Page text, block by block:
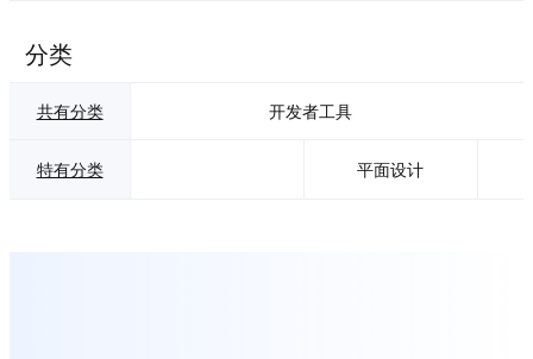
分类
共有分类 开发者工具
特有分类 平面设计